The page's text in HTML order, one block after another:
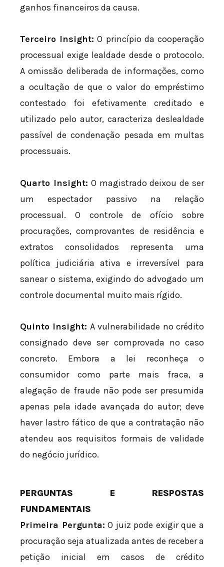
ganhos financeiros da causa.
Terceiro Insight: O princípio da cooperação
processual exige lealdade desde o protocolo.
A omissão deliberada de informações, como
a ocultação de que o valor do empréstimo
contestado foi efetivamente creditado e
utilizado pelo autor, caracteriza deslealdade
passível de condenação pesada em multas
processuais.
Quarto Insight: O magistrado deixou de ser
um espectador passivo na relação
processual. O controle de ofício sobre
procurações, comprovantes de residência e
extratos consolidados representa uma
política judiciária ativa e irreversível para
sanear o sistema, exigindo do advogado um
controle documental muito mais rígido.
Quinto Insight: A vulnerabilidade no crédito
consignado deve ser comprovada no caso
concreto. Embora a lei reconheça o
consumidor como parte mais fraca, a
alegação de fraude não pode ser presumida
apenas pela idade avançada do autor; deve
haver lastro fático de que a contratação não
atendeu aos requisitos formais de validade
do negócio jurídico.
PERGUNTAS E RESPOSTAS
FUNDAMENTAIS
Primeira Pergunta: O juiz pode exigir que a
procuração seja atualizada antes de receber a
petição inicial em casos de crédito